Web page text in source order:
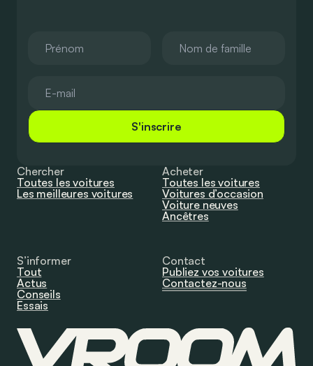
S'inscrire
Chercher
Toutes les voitures
Les meilleures voitures
Acheter
Toutes les voitures
Voitures d’occasion
Voiture neuves
Ancêtres
S’informer
Tout
Actus
Conseils
Essais
Contact
Publiez vos voitures
Contactez-nous